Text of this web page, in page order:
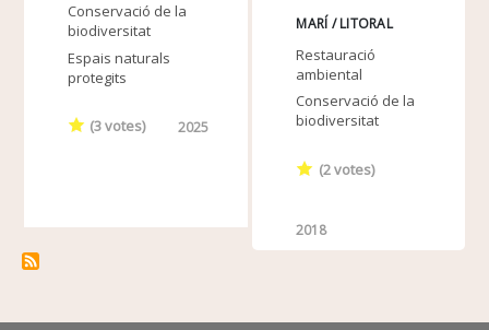
Conservació de la
biodiversitat
Espais naturals
protegits
(3votes) 2025
MARÍ / LITORAL
Restauració
ambiental
Conservació de la
biodiversitat
(2votes)
2018